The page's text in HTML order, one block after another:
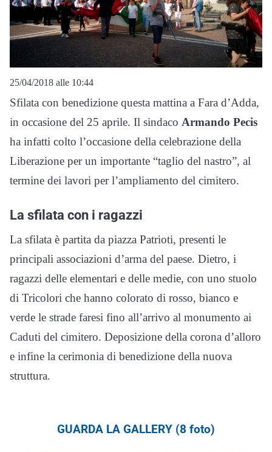
25/04/2018 alle 10:44
Sfilata con benedizione questa mattina a Fara d’Adda,
in occasione del 25 aprile. Il sindaco Armando Pecis
ha infatti colto l’occasione della celebrazione della
Liberazione per un importante “taglio del nastro”, al
termine dei lavori per l’ampliamento del cimitero.
La sfilata con i ragazzi
La sfilata è partita da piazza Patrioti, presenti le
principali associazioni d’arma del paese. Dietro, i
ragazzi delle elementari e delle medie, con uno stuolo
di Tricolori che hanno colorato di rosso, bianco e
verde le strade faresi fino all’arrivo al monumento ai
Caduti del cimitero. Deposizione della corona d’alloro
e infine la cerimonia di benedizione della nuova
struttura.
GUARDA LA GALLERY (8 foto)